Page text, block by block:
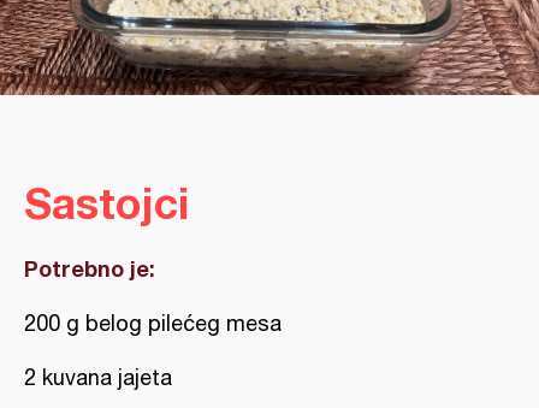
Sastojci
Potrebno je:
200 g belog pilećeg mesa
2 kuvana jajeta